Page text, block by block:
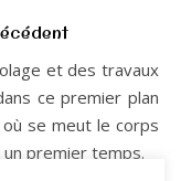
et des travaux
ce premier plan
où se meut le corps
premier temps.